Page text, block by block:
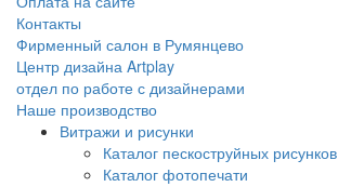
Контакты
Фирменный салон в Румянцево
Центр дизайна Artplay
отдел по работе с дизайнерами
Наше производство
Витражи и рисунки
Каталог пескоструйных рисунков
Каталог фотопечати